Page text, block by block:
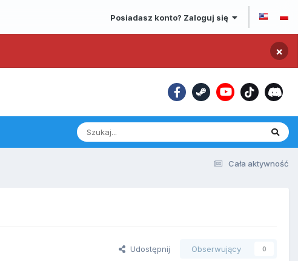
Posiadasz konto? Zaloguj się
×
Cała aktywność
Udostępnij Obserwujący 0